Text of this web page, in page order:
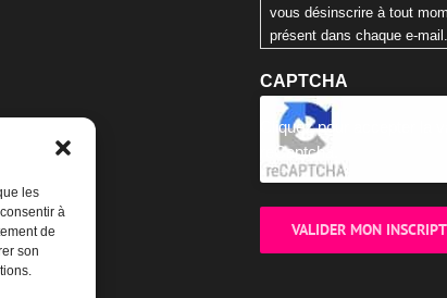
les
à
de
son
vous désinscrire à tout
présent dans chaque e-mail.
CAPTCHA
Cliquez pour accepter la
reCaptcha.